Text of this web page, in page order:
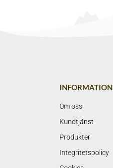
INFORMATION
Om oss
Kundtjänst
Produkter
Integritetspolicy